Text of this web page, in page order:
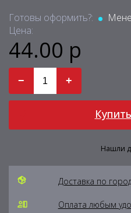
Готовы оформить?:
Цена:
44.00 р
− +
Нашли
Доставка по
Оплата любым